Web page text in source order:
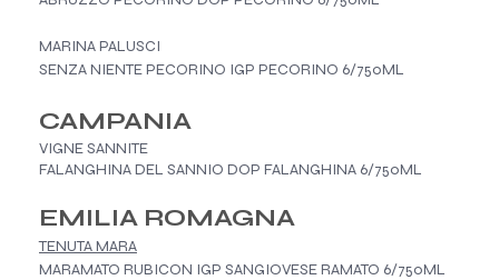
MARINA PALUSCI
SENZA NIENTE PECORINO IGP PECORINO 6/750ML
CAMPANIA
VIGNE SANNITE
FALANGHINA DEL SANNIO DOP FALANGHINA 6/750ML
EMILIA ROMAGNA
TENUTA MARA
MARAMATO RUBICON IGP SANGIOVESE RAMATO 6/750ML